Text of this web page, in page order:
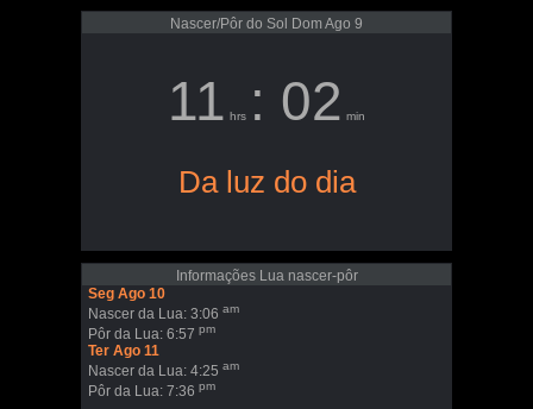
Nascer/Pôr do Sol Dom Ago 9
11 hrs : 02 min
Da luz do dia
Informações Lua nascer-pôr
Seg Ago 10
Nascer da Lua: 3:06 am
Pôr da Lua: 6:57 pm
Ter Ago 11
Nascer da Lua: 4:25 am
Pôr da Lua: 7:36 pm